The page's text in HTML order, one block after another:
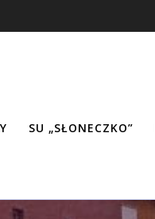
SU „SŁONECZKO”